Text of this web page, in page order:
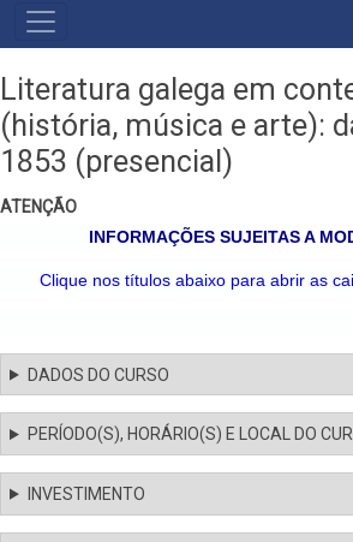
MENU
PRIMÁRIO
Literatura galega em
(história, música e arte):
1853 (presencial)
ATENÇÃO
INFORMAÇÕES SUJEITAS A
Clique nos títulos abaixo para abrir as
DADOS DO CURSO
PERÍODO(S), HORÁRIO(S) E LOCAL DO
INVESTIMENTO